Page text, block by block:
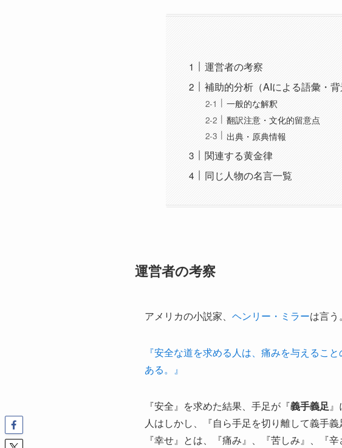
運営者の考察
補助的分析（AIによる語彙・背
一般的な解釈
翻訳注意・文化的留意点
出典・原典情報
関連する黄金律
同じ人物の名言一覧
運営者の考察
アメリカの小説家、 ヘンリー・ミラーは言う。
『安全な道を求める人は、痛みを与えるこ
ある。』
『安全』を求めた結果、手足が『義手義足
人はしかし、『自ら手足を切り離して義手
『幸せ』とは、『痛み』、『苦しみ』、『